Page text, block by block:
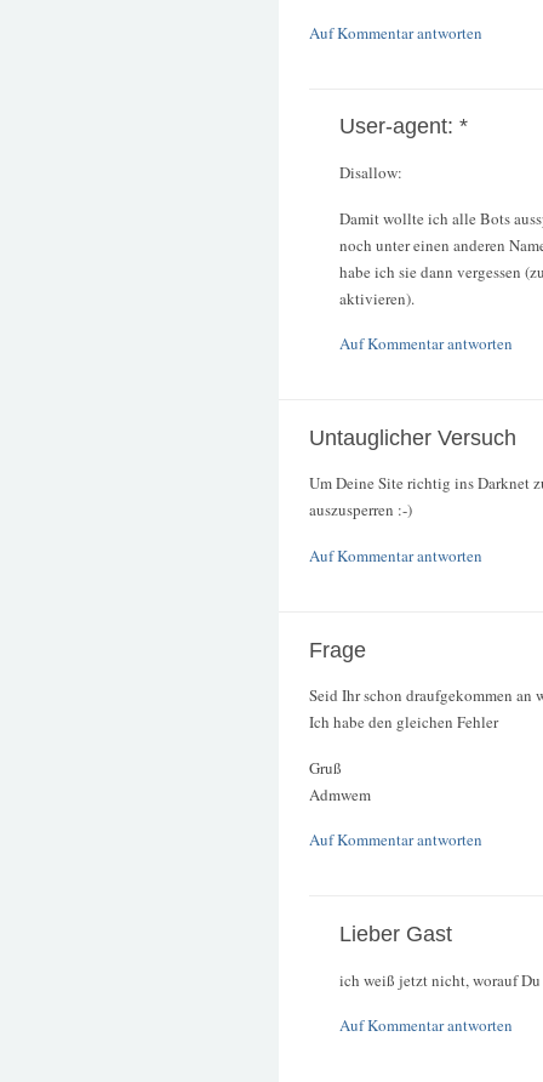
Auf Kommentar antworten
User-agent: *
Disallow:
Damit wollte ich alle Bots
noch unter einen anderen
habe ich sie dann vergessen
aktivieren).
Auf Kommentar antworten
Untauglicher Versuch
Um Deine Site richtig ins Darknet
auszusperren :-)
Auf Kommentar antworten
Frage
Seid Ihr schon draufgekommen an
Ich habe den gleichen Fehler
Gruß
Admwem
Auf Kommentar antworten
Lieber Gast
ich weiß jetzt nicht, worauf
Auf Kommentar antworten